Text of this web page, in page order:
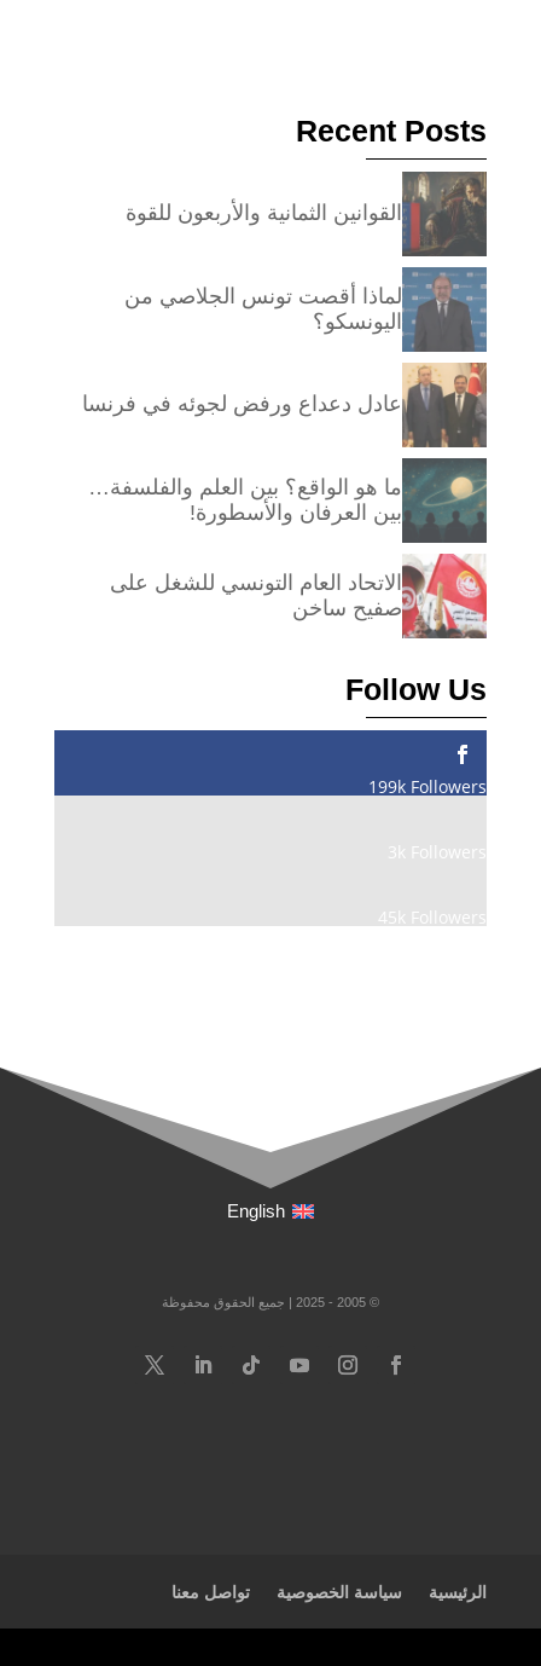
Recent Posts
القوانين الثمانية والأربعون للقوة
لماذا أقصت تونس الجلاصي من
اليونسكو؟
عادل دعداع ورفض لجوئه في فرنسا
ما هو الواقع؟ بين العلم والفلسفة…
بين العرفان والأسطورة!
الاتحاد العام التونسي للشغل على
صفيح ساخن
Follow Us
199k Followers
3k Followers
45k Followers
English
© 2005 - 2025 | جميع الحقوق محفوظة
الرئيسية سياسة الخصوصية تواصل معنا